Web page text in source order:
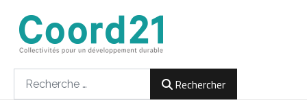
Rechercher
Développement durable et Agenda 21
Implémentation locale de l'Agenda
2021
2022
Lettres d'informations
Rencontres thématiques
Documents